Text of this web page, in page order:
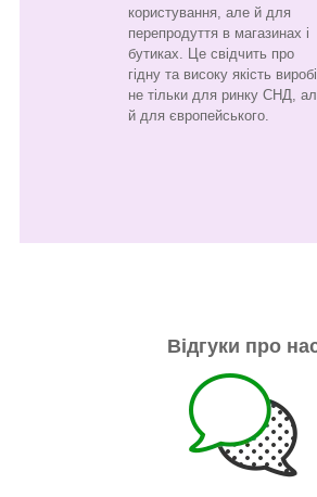
користування, але й для
перепродуття в магазинах і
бутиках. Це свідчить про
гідну та високу якість
не тільки для ринку СНД,
й для європейського.
Відгуки про